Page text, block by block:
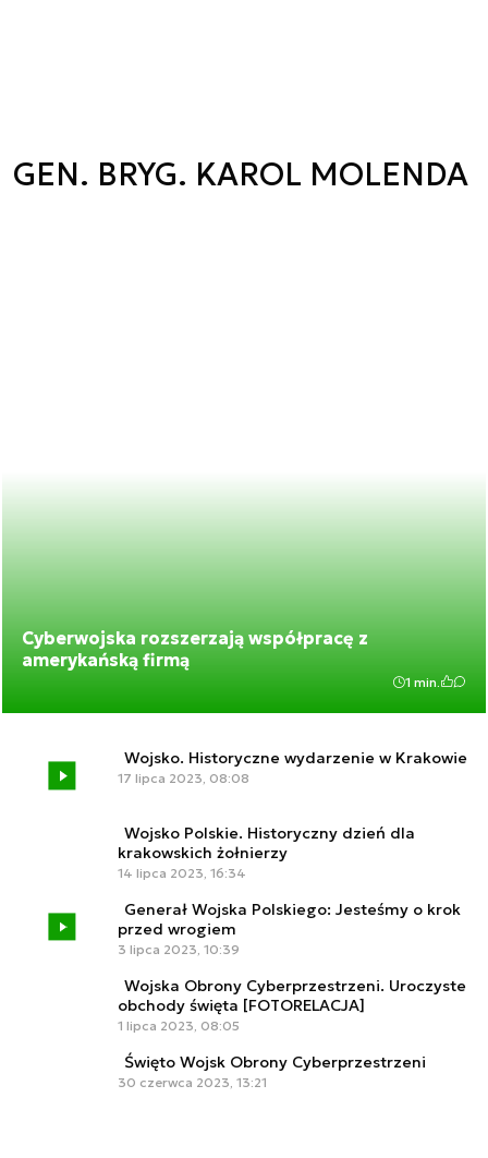
GEN. BRYG. KAROL MOLENDA
Cyberwojska rozszerzają współpracę z
amerykańską firmą
1 min.
Wojsko. Historyczne wydarzenie w Krakowie
17 lipca 2023, 08:08
Wojsko Polskie. Historyczny dzień dla
krakowskich żołnierzy
14 lipca 2023, 16:34
Generał Wojska Polskiego: Jesteśmy o krok
przed wrogiem
3 lipca 2023, 10:39
Wojska Obrony Cyberprzestrzeni. Uroczyste
obchody święta [FOTORELACJA]
1 lipca 2023, 08:05
Święto Wojsk Obrony Cyberprzestrzeni
30 czerwca 2023, 13:21